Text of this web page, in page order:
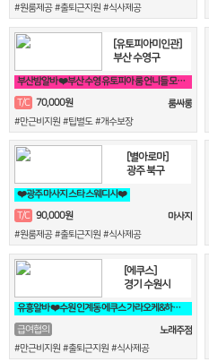
#원룸제공 #출퇴근지원 #식사제공
[유토피아미인관]
부산 수영구
부산밤알바 ❤️부산 수영 유토피아 룸 언니들 모십니다^^❤️
T/C 70,000원
룸싸롱
#만근비지원 #팁별도 #개수보장
[별아로마]
광주 북구
❤️광주 마사지 스타 스웨디시❤️
T/C 90,000원
마사지
#원룸제공 #출퇴근지원 #식사제공
[에쿠스]
경기 수원시
유흥알바 ❤️수원 인계동 에쿠스 가라오케&하이퍼블릭❤️
급여협의
노래주점
#만근비지원 #출퇴근지원 #식사제공